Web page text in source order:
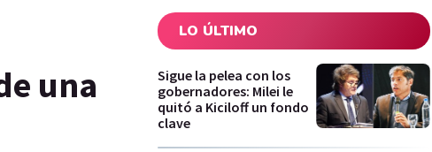
una
LO ÚLTIMO
Sigue la pelea con los
gobernadores: Milei le
quitó a Kiciloff un fondo
clave